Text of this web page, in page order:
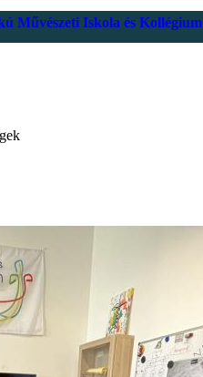
Művészeti Iskola és Kollégium